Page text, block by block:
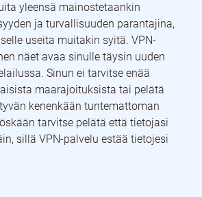
yleensä mainostetaankin
ja turvallisuuden parantajina,
useita muitakin syitä. VPN-
näet avaa sinulle täysin uuden
Sinun ei tarvitse enää
maarajoituksista tai pelätä
kenenkään tuntemattoman
tarvitse pelätä että tietojasi
sillä VPN-palvelu estää tietojesi